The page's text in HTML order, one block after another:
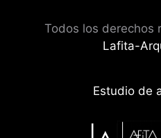
Todos los derechos
Lafita-
Estudio de